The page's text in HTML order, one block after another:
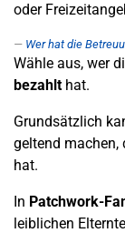
oder
Wer hat die
Wähle aus, wer
bezahlthat.
Grundsätzlich
geltend machen,
hat.
In Patchwork-
leiblichen